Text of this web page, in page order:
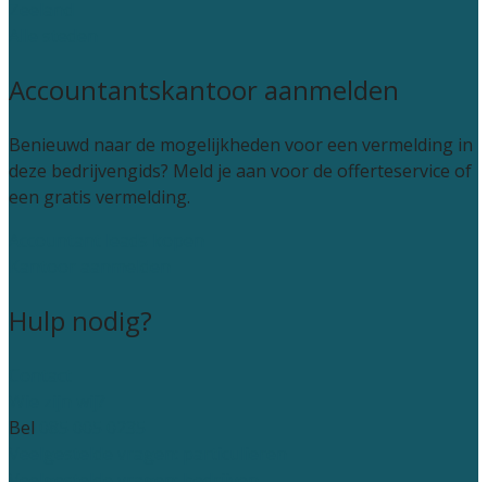
Accountantskantoor aanmelden
Benieuwd naar de mogelijkheden voor een vermelding in
deze bedrijvengids? Meld je aan voor de offerteservice of
een gratis vermelding.
Hulp nodig?
Bel